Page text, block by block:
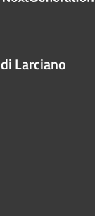
Larciano